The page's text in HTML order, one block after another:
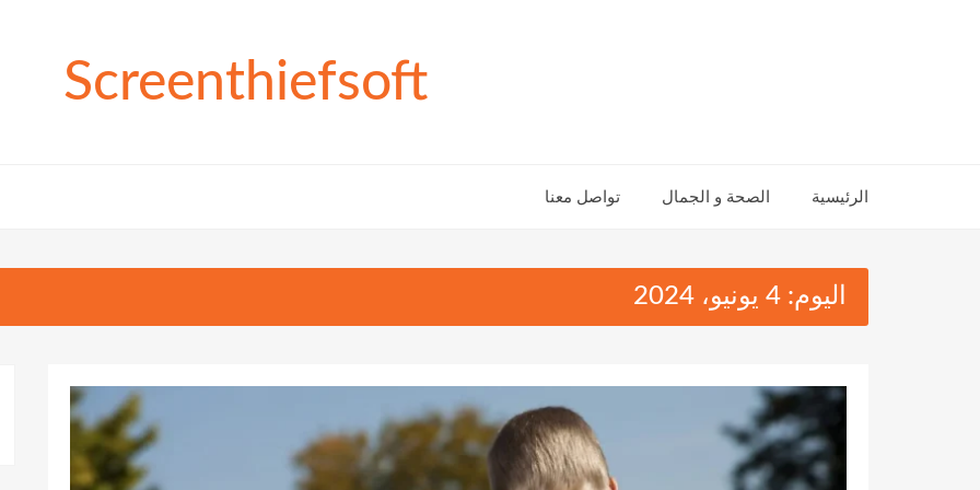
Screenthiefsoft
الرئيسية الصحة و الجمال تواصل معنا
اليوم: 4 يونيو، 2024